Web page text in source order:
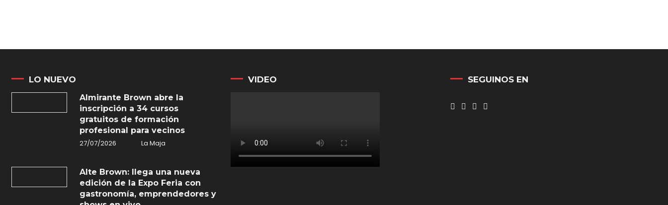
LO NUEVO
Almirante Brown abre la
inscripción a 34 cursos
gratuitos de formación
profesional para vecinos
27/07/2026
La Maja
Alte Brown: llega una nueva
edición de la Expo Feria con
gastronomía, emprendedores y
VIDEO SEGUINOS EN